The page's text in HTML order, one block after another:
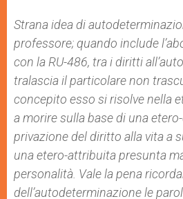
Strana idea di
professore; quando include
con la RU-486, tra i diritti
tralascia il particolare non
concepito esso si risolve nella
a morire sulla base di una
privazione del diritto alla vita a
una etero-attribuita presunta
personalità. Vale la pena
dell’autodeterminazione le